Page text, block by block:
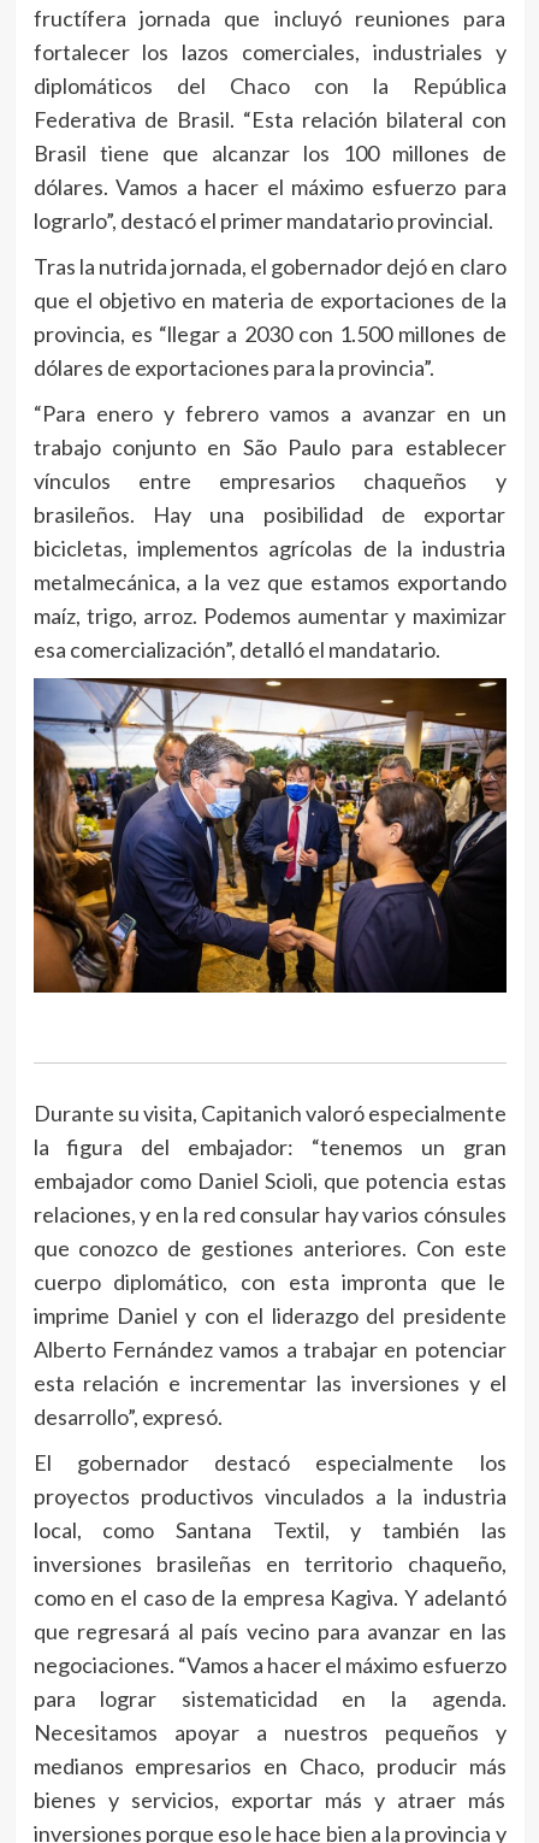
fructífera jornada que incluyó reuniones para
fortalecer los lazos comerciales, industriales y
diplomáticos del Chaco con la República
Federativa de Brasil. “Esta relación bilateral con
Brasil tiene que alcanzar los 100 millones de
dólares. Vamos a hacer el máximo esfuerzo para
lograrlo”, destacó el primer mandatario provincial.
Tras la nutrida jornada, el gobernador dejó en claro
que el objetivo en materia de exportaciones de la
provincia, es “llegar a 2030 con 1.500 millones de
dólares de exportaciones para la provincia”.
“Para enero y febrero vamos a avanzar en un
trabajo conjunto en São Paulo para establecer
vínculos entre empresarios chaqueños y
brasileños. Hay una posibilidad de exportar
bicicletas, implementos agrícolas de la industria
metalmecánica, a la vez que estamos exportando
maíz, trigo, arroz. Podemos aumentar y maximizar
esa comercialización”, detalló el mandatario.
Durante su visita, Capitanich valoró especialmente
la figura del embajador: “tenemos un gran
embajador como Daniel Scioli, que potencia estas
relaciones, y en la red consular hay varios cónsules
que conozco de gestiones anteriores. Con este
cuerpo diplomático, con esta impronta que le
imprime Daniel y con el liderazgo del presidente
Alberto Fernández vamos a trabajar en potenciar
esta relación e incrementar las inversiones y el
desarrollo”, expresó.
El gobernador destacó especialmente los
proyectos productivos vinculados a la industria
local, como Santana Textil, y también las
inversiones brasileñas en territorio chaqueño,
como en el caso de la empresa Kagiva. Y adelantó
que regresará al país vecino para avanzar en las
negociaciones. “Vamos a hacer el máximo esfuerzo
para lograr sistematicidad en la agenda.
Necesitamos apoyar a nuestros pequeños y
medianos empresarios en Chaco, producir más
bienes y servicios, exportar más y atraer más
inversiones porque eso le hace bien a la provincia y